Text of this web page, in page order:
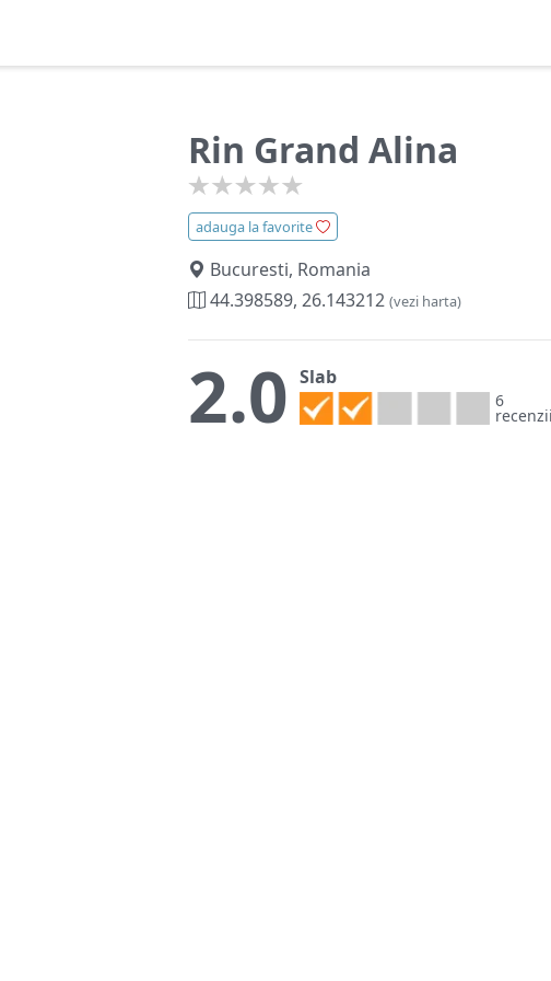
Rin Grand Alina
adauga la favorite
Bucuresti, Romania
44.398589, 26.143212 (vezi harta)
2.0 Slab
6